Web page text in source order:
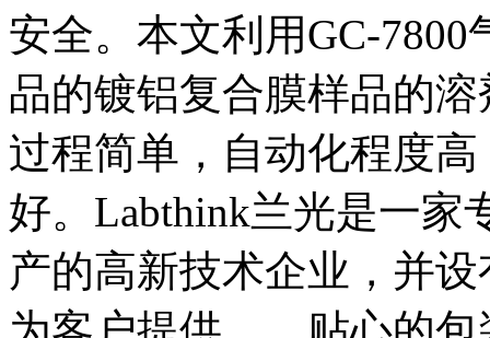
安全。本文利用GC-
品的镀铝复合膜样品的
过程简单，自动化程度
好。Labthink兰光是一家
产的高新技术企业，并